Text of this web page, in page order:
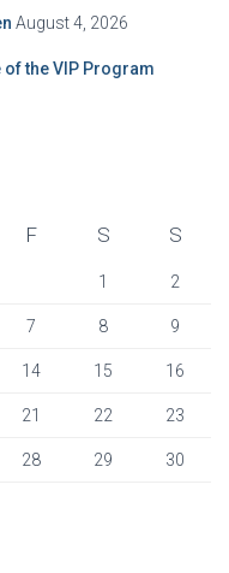
August 4, 2026
the VIP Program
F S S
1 2
7 8 9
14 15 16
21 22 23
28 29 30